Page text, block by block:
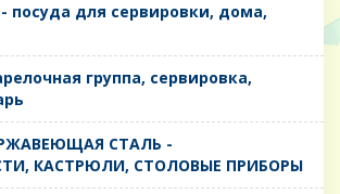
- посуда для сервировки, дома,
группа, сервировка,
СТАЛЬ -
КАСТРЮЛИ, СТОЛОВЫЕ ПРИБОРЫ